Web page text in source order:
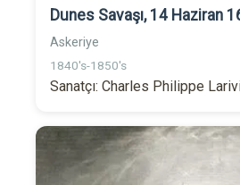
Dunes Savaşı, 14 Haziran
Askeriye
1840's-1850's
Sanatçı: Charles Philippe